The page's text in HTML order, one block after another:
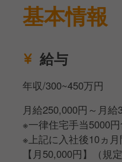
る形となります。
基本情報
給与
年収/300~450万円
月給250,000円～月
※一律住宅手当5000
※上記に入社後10ヵ
【月50,000円】（規